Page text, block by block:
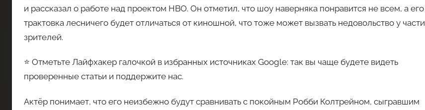
и рассказал о работе над проектом HBO. Он отметил, что шоу наверняка понравится не всем, а его
трактовка лесничего будет отличаться от киношной, что тоже может вызвать недовольство у части
зрителей.
⭐ Отметьте Лайфхакер галочкой в избранных источниках Google: так вы чаще будете видеть
проверенные статьи и поддержите нас.
Актёр понимает, что его неизбежно будут сравнивать с покойным Робби Колтрейном, сыгравшим